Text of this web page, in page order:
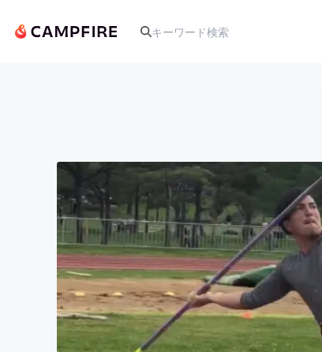
アート・写真
テクノロジー・ガジェット
映像・映画
ビジネス・起業